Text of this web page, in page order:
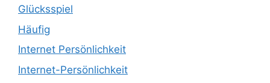
Glücksspiel
Häufig
Internet Persönlichkeit
Internet-Persönlichkeit